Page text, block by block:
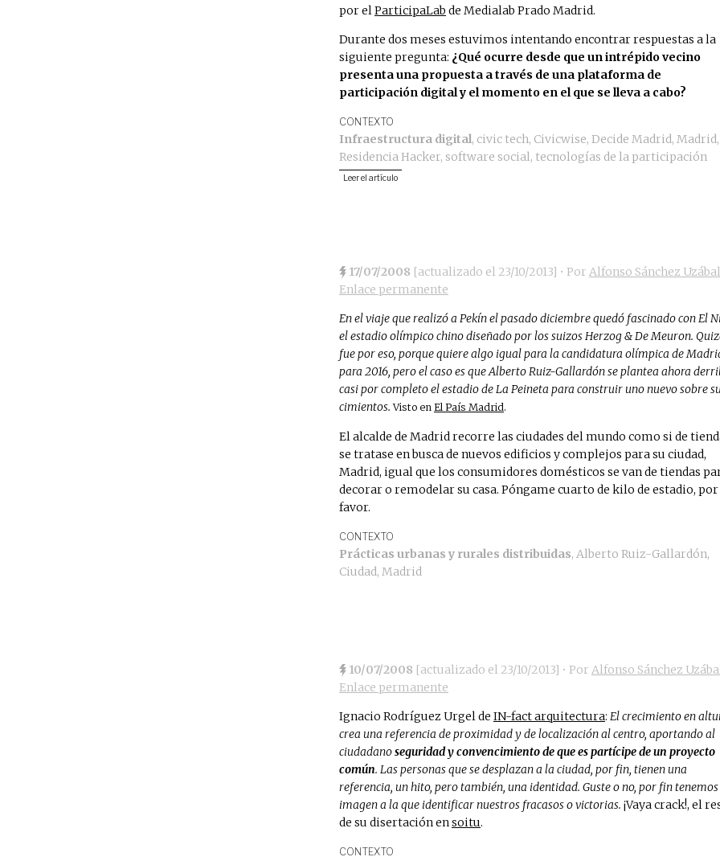
por elParticipaLab de Medialab Prado Madrid.
Durante dos meses estuvimos intentando encontrar respuestas a la
siguiente pregunta: ¿Qué ocurre desde que un intrépido vecino
presenta una propuesta a través de una plataforma de
participación digital y el momento en el que se lleva a cabo?
CONTEXTO
Infraestructura digital, civic tech, Civicwise, Decide Madrid, Madrid,
Residencia Hacker, software social, tecnologías de la participación
Leer el artículo
17/07/2008 [actualizado el 23/10/2013] • Por Alfonso Sánchez Uzábal
Enlace permanente
En el viaje que realizó a Pekín el pasado diciembre quedó fascinado con El
el estadio olímpico chino diseñado por los suizos Herzog & De Meuron.
fue por eso, porque quiere algo igual para la candidatura olímpica de
para 2016, pero el caso es que Alberto Ruiz-Gallardón se plantea ahora
casi por completo el estadio de La Peineta para construir uno nuevo sobre
cimientos. Visto en El País Madrid.
El alcalde de Madrid recorre las ciudades del mundo como si de
se tratase en busca de nuevos edificios y complejos para su ciudad,
Madrid, igual que los consumidores domésticos se van de tiendas
decorar o remodelar su casa. Póngame cuarto de kilo de estadio, por
favor.
CONTEXTO
Prácticas urbanas y rurales distribuidas, Alberto Ruiz-Gallardón,
Ciudad, Madrid
10/07/2008 [actualizado el 23/10/2013] • Por Alfonso Sánchez
Enlace permanente
Ignacio Rodríguez Urgel de IN-fact arquitectura: El crecimiento en
crea una referencia de proximidad y de localización al centro, aportando al
ciudadanoseguridad y convencimiento de que es partícipe de un proyecto
común. Las personas que se desplazan a la ciudad, por fin, tienen una
referencia, un hito, pero también, una identidad. Guste o no, por fin
imagen a la que identificar nuestros fracasos o victorias. ¡Vaya crack!, el
de su disertación ensoitu.
CONTEXTO